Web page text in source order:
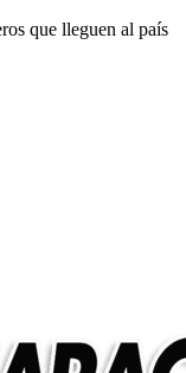
que lleguen al país